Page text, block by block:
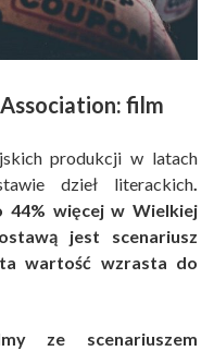
film
produkcji w latach
dzieł literackich.
44% więcej w Wielkiej
jest scenariusz
wartość wzrasta do
ze scenariuszem